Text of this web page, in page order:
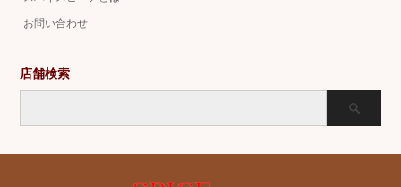
お問い合わせ
店舗検索